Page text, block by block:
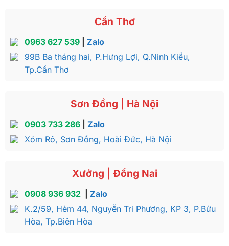
Cần Thơ
0963 627 539| Zalo
99B Ba tháng hai, P.Hưng Lợi, Q.Ninh Kiều,
Tp.Cần Thơ
Sơn Đồng | Hà Nội
0903 733 286| Zalo
Xóm Rô, Sơn Đồng, Hoài Đức, Hà Nội
Xưởng | Đồng Nai
0908 936 932
Zalo
K.2/59, Hẻm 44, Nguyễn Tri Phương, KP 3, P.Bửu
Hòa, Tp.Biên Hòa